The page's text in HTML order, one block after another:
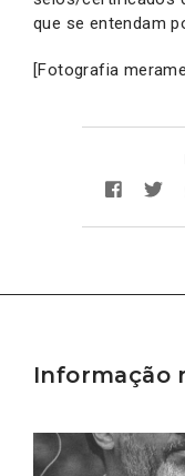
que se entendam
[Fotografia
Informação